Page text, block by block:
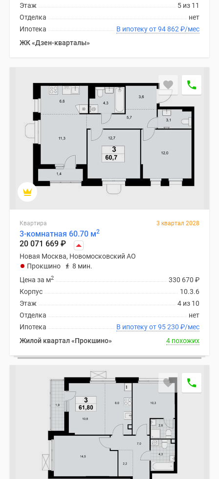
5 из 11
Этаж
нет
Отделка
В ипотеку от 94 862 ₽/мес
Ипотека
ЖК «Дзен-кварталы»
Квартира 3 квартал 2028
3-комнатная 60.70 м2
20 071 669 ₽
Новая Москва, Новомосковский АО
Прокшино
8 мин.
330 670 ₽
Цена за м2
10.3.6
Корпус
4 из 10
Этаж
нет
Отделка
В ипотеку от 95 230 ₽/мес
Ипотека
Жилой квартал «Прокшино»
4 похожих